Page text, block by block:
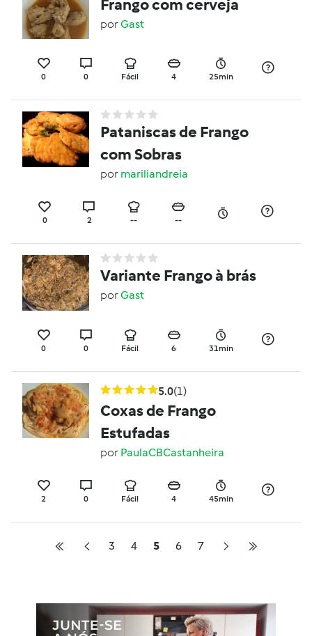
Frango com cerveja
porGast
0 0 Fácil 4 25min
Pataniscas de Frango
com Sobras
por mariliandreia
0 2 -- --
Variante Frango à brás
porGast
0 0 Fácil 6 31min
5.0(1)
Coxas de Frango
Estufadas
por PaulaCBCastanheira
2 0 Fácil 4 45min
3 4 5 6 7